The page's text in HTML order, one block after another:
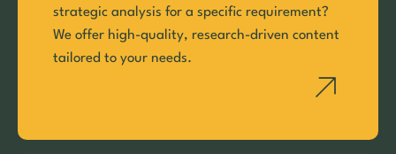
strategic analysis for a specific requirement?
We offer high-quality, research-driven content
tailored to your needs.